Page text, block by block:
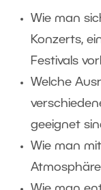
Wie man
Konzerts,
Festivals
Welche
geeignet
Wie man